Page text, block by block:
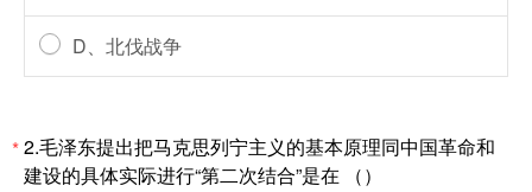
D、北伐战争
*2.毛泽东提出把马克思列宁主义的基本原理同中国革命和
建设的具体实际进行“第二次结合”是在 （）